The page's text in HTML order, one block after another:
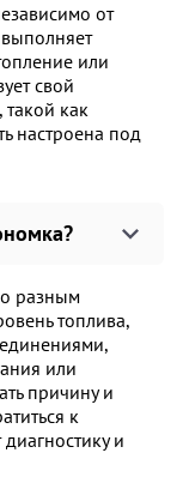
от
или
свой
такой как
настроена под
разным
топлива,
или
причину и
к
и